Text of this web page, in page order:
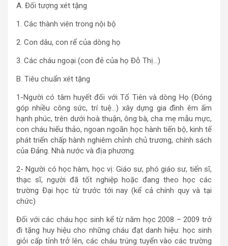
A. Đối tượng xét tặng
1. Các thành viên trong nội bộ
2. Con dâu, con rể của dòng họ
3. Các cháu ngoại (con đẻ của họ Đỗ Thị…)
B. Tiêu chuẩn xét tặng
1-Người có tâm huyết đối với Tổ Tiên và dòng Họ (Đóng
góp nhiều công sức, trí tuệ…) xây dựng gia đình êm ấm
hạnh phúc, trên dưới hoà thuận, ông bà, cha mẹ mẫu mực,
con cháu hiếu thảo, ngoan ngoãn học hành tiến bộ, kinh tế
phát triển chấp hành nghiêm chỉnh chủ trương, chính sách
của Đảng. Nhà nước và địa phương.
2- Người có học hàm, học vị: Giáo sư, phó giáo sư, tiến sĩ,
thạc sĩ, người đã tốt nghiệp hoặc đang theo học các
trường Đại học từ trước tới nay (kể cả chính quy và tại
chức)
Đối với các cháu học sinh kể từ năm học 2008 – 2009 trở
đi tặng huy hiệu cho những cháu đạt danh hiệu: học sinh
giỏi cấp tỉnh trở lên, các cháu trúng tuyển vào các trường